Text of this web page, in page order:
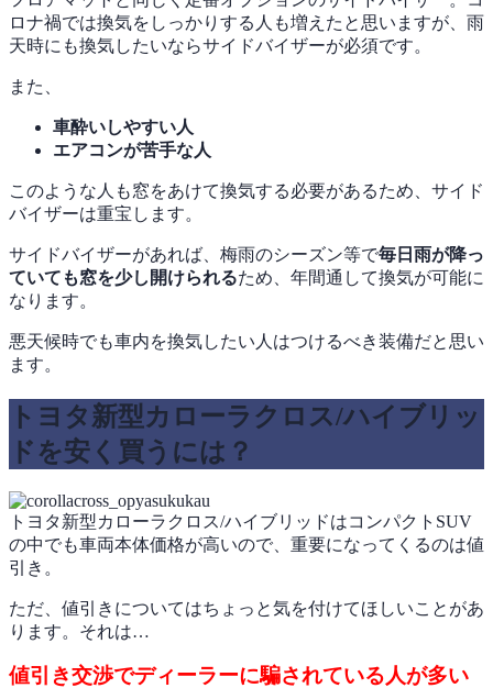
ロナ禍では換気をしっかりする人も増えたと思いますが、雨
天時にも換気したいならサイドバイザーが必須です。
また、
車酔いしやすい人
エアコンが苦手な人
このような人も窓をあけて換気する必要があるため、サイド
バイザーは重宝します。
サイドバイザーがあれば、梅雨のシーズン等で毎日雨が降っ
ていても窓を少し開けられるため、年間通して換気が可能に
なります。
悪天候時でも車内を換気したい人はつけるべき装備だと思い
ます。
トヨタ新型カローラクロス/ハイブリッ
ドを安く買うには？
トヨタ新型カローラクロス/ハイブリッドはコンパクトSUV
の中でも車両本体価格が高いので、重要になってくるのは値
引き。
ただ、値引きについてはちょっと気を付けてほしいことがあ
ります。それは…
値引き交渉でディーラーに騙されている人が多い